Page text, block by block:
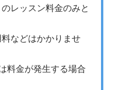
レッスン料金のみと
などはかかりませ
料金が発生する場合